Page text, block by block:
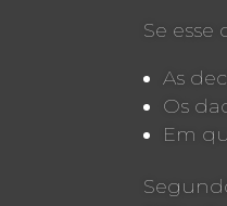
Se
As
Os
Em